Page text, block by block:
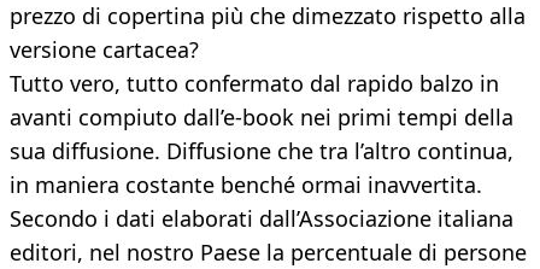
prezzo di copertina più che dimezzato rispetto alla
versione cartacea?
Tutto vero, tutto confermato dal rapido balzo in
avanti compiuto dall’e-book nei primi tempi della
sua diffusione. Diffusione che tra l’altro continua,
in maniera costante benché ormai inavvertita.
Secondo i dati elaborati dall’Associazione italiana
editori, nel nostro Paese la percentuale di persone